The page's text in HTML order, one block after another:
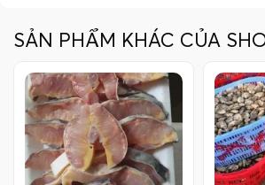
SẢN PHẨM KHÁC CỦA